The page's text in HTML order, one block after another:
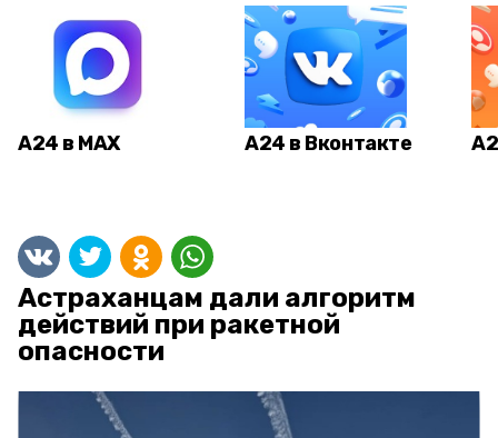
А24 в MAX А24 в Вконтакте
Астраханцам дали алгоритм
действий при ракетной
опасности